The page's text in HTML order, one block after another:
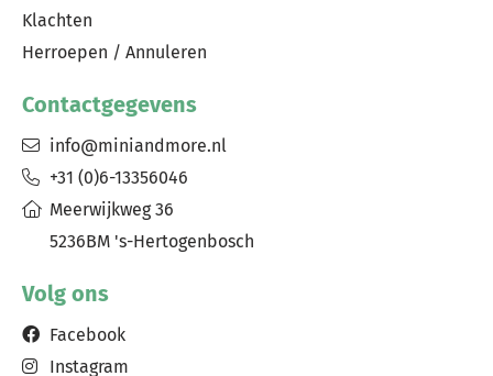
Klachten
Herroepen / Annuleren
Contactgegevens
info@miniandmore.nl
+31 (0)6-13356046
Meerwijkweg 36
5236BM 's-Hertogenbosch
Volg ons
Facebook
Instagram